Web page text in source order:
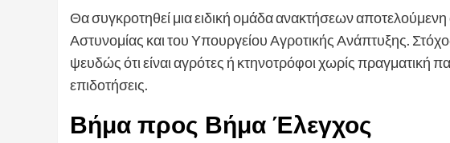
Θα συγκροτηθεί μια ειδική ομάδα ανακτήσεων
Αστυνομίας και του Υπουργείου Αγροτικής Ανάπτυξης.
ψευδώς ότι είναι αγρότες ή κτηνοτρόφοι χωρίς
επιδοτήσεις.
Βήμα προς Βήμα Έλεγχος